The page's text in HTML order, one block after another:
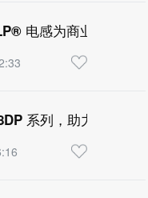
电感为商业应用节
系列，助力小型化